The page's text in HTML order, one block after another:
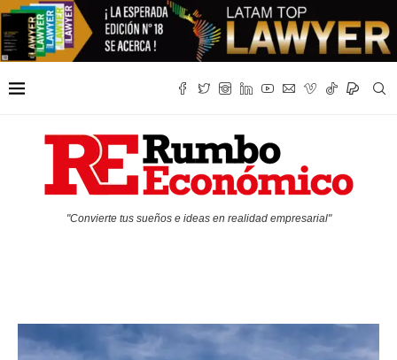
"Convierte tus sueños e ideas en realidad empresarial"